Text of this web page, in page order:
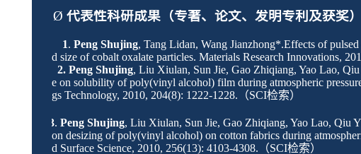
Ø代表性科研成果（专著、论文、发明专利及获奖）
1.Peng Shujing, Tang Lidan, Wang Jianzhong*.Effects of
d size of cobalt oxalate particles. Materials Research Innovations,
2.Peng Shujing, Liu Xiulan, Sun Jie, Gao Zhiqiang, Yao Lao,
e on solubility of poly(vinyl alcohol) film during atmospheric
gs Technology, 2010, 204(8): 1222-1228. （SCI检索）
3. Peng Shujing, Liu Xiulan, Sun Jie, Gao Zhiqiang, Yao Lao, Qiu
on desizing of poly(vinyl alcohol) on cotton fabrics during
d Surface Science, 2010, 256(13): 4103-4308. （SCI检索）